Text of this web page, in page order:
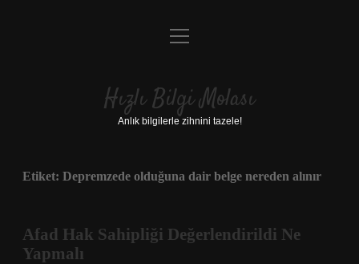
Anasayfa
Yasal Uyarı
menüyü
Hızlı Bilgi Molası
Anlık bilgilerle zihnini tazele!
Etiket: Depremzede olduğuna dair belge nereden alınır
Afad Hak Sahipliği Değerlendirildi Ne
Yapmalı